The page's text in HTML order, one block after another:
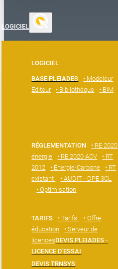
LOGICIEL
LOGICIEL
BASE PLEIADES • Modeleur
Editeur
• Bibliothèque • BIM
RÉGLEMENTATION
• RE 2020
énergie
• RE 2020 ACV
• RT
2012
• Énergie-Carbone
• RT
existant
• AUDIT - DPE 3CL
• Optimisation
TARIFS • Tarifs
• Offre
éducation
• Serveur de
licencesDEVIS PLEIADES -
LICENCE D'ESSAI
DEVIS TRNSYS